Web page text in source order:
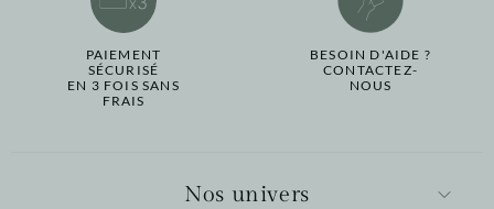
PAIEMENT
SÉCURISÉ
EN 3 FOIS SANS
FRAIS
BESOIN D'AIDE ?
CONTACTEZ-
NOUS
Nos univers